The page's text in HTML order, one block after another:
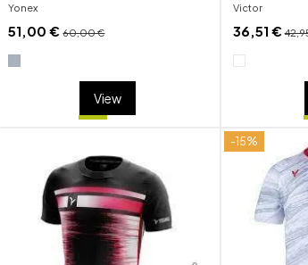
Yonex
51,00 €60,00 €
View
Victor
36,51 €
-15%